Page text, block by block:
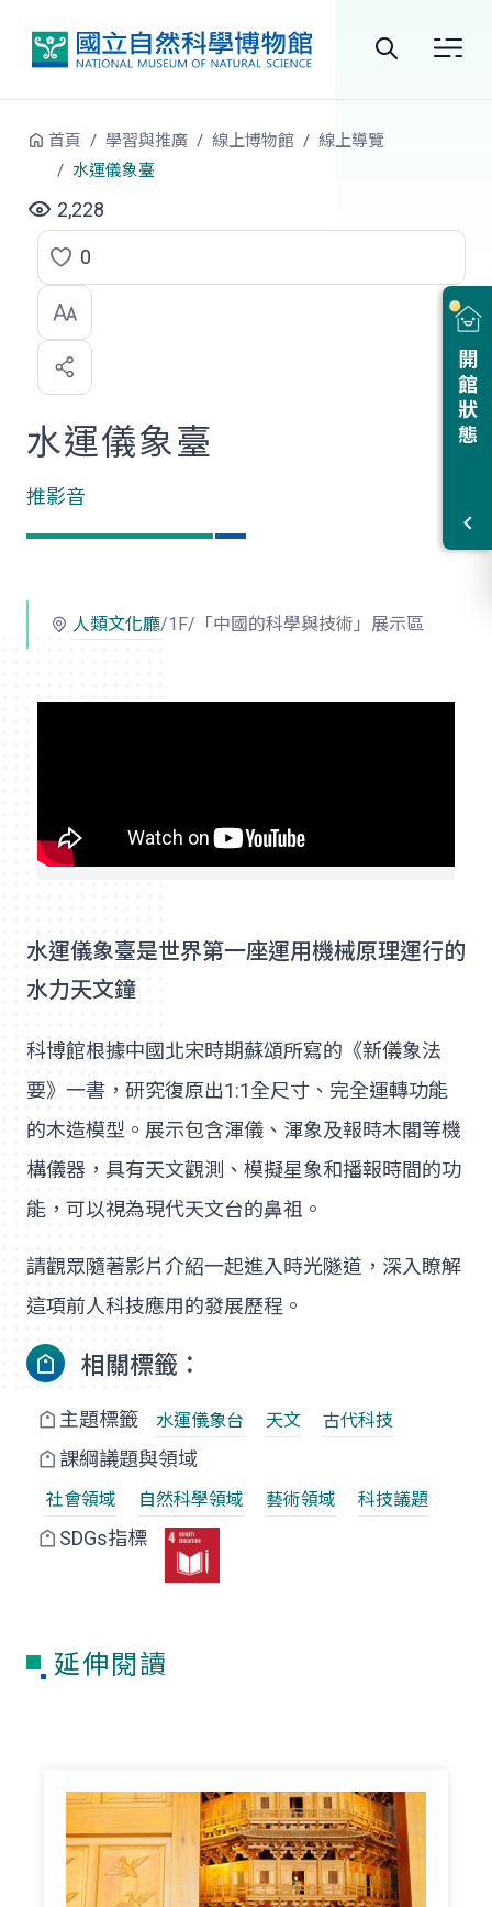
站
開館狀態
首頁 學習與推廣 線上博物館
線上導覽
水運儀象臺
2,228
點
選
喜
歡
0
水運儀象臺
推影音
人類文化廳/1F/「中國的科學與技術」展示區
水運儀象臺是世界第一座運用機械原理運行的
水力天文鐘
科博館根據中國北宋時期蘇頌所寫的《新儀象法
要》一書，研究復原出1:1全尺寸、完全運轉功能
的木造模型。展示包含渾儀、渾象及報時木閣等機
構儀器，具有天文觀測、模擬星象和播報時間的功
能，可以視為現代天文台的鼻祖。
請觀眾隨著影片介紹一起進入時光隧道，深入瞭解
這項前人科技應用的發展歷程。
相關標籤：
主題標籤 水運儀象台 天文 古代科技
課綱議題與領域
社會領域 自然科學領域 藝術領域 科技議題
SDGs指標
延伸閱讀